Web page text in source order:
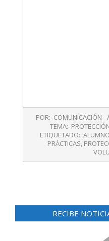
POR: COMUNICACIÓN
TEMA:
ETIQUETADO: ALUMNO
PRÁCTICAS,
RECIBE